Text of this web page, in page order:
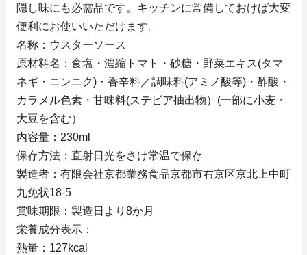
隠し味にも必需品です。キッチンに常備しておけば大変
便利にお使いいただけます。
名称：ウスターソース
原材料名：食塩・濃縮トマト・砂糖・野菜エキス(タマ
ネギ・ニンニク)・香辛料／調味料(アミノ酸等)・酢酸・
カラメル色素・甘味料(ステビア抽出物）(一部に小麦・
大豆を含む）
内容量：230ml
保存方法：直射日光をさけ常温で保存
製造者：有限会社京都業務食品京都市右京区京北上中町
九免状18-5
賞味期限：製造日より8か月
栄養成分表示：
熱量：127kcal